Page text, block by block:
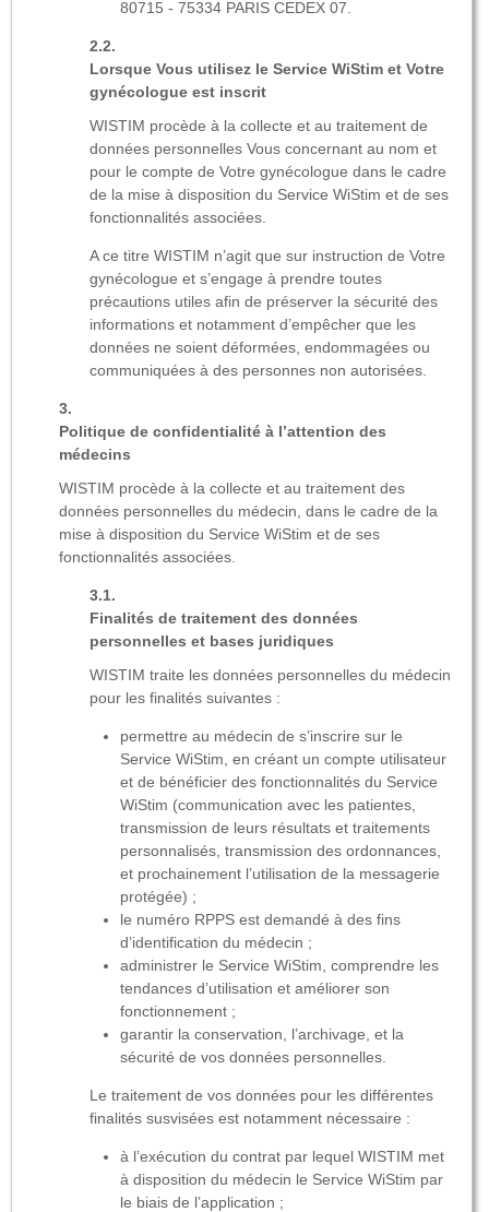
80715 - 75334 PARIS CEDEX 07.
Lorsque Vous utilisez le Service WiStim et Votre
gynécologue est inscrit
WISTIM procède à la collecte et au traitement de
données personnelles Vous concernant au nom et
pour le compte de Votre gynécologue dans le cadre
de la mise à disposition du Service WiStim et de ses
fonctionnalités associées.
A ce titre WISTIM n’agit que sur instruction de Votre
gynécologue et s’engage à prendre toutes
précautions utiles afin de préserver la sécurité des
informations et notamment d’empêcher que les
données ne soient déformées, endommagées ou
communiquées à des personnes non autorisées.
Politique de confidentialité à l’attention des
médecins
WISTIM procède à la collecte et au traitement des
données personnelles du médecin, dans le cadre de la
mise à disposition du Service WiStim et de ses
fonctionnalités associées.
Finalités de traitement des données
personnelles et bases juridiques
WISTIM traite les données personnelles du médecin
pour les finalités suivantes :
permettre au médecin de s’inscrire sur le
Service WiStim, en créant un compte utilisateur
et de bénéficier des fonctionnalités du Service
WiStim (communication avec les patientes,
transmission de leurs résultats et traitements
personnalisés, transmission des ordonnances,
et prochainement l’utilisation de la messagerie
protégée) ;
le numéro RPPS est demandé à des fins
d’identification du médecin ;
administrer le Service WiStim, comprendre les
tendances d’utilisation et améliorer son
fonctionnement ;
garantir la conservation, l’archivage, et la
sécurité de vos données personnelles.
Le traitement de vos données pour les différentes
finalités susvisées est notamment nécessaire :
à l’exécution du contrat par lequel WISTIM met
à disposition du médecin le Service WiStim par
le biais de l’application ;